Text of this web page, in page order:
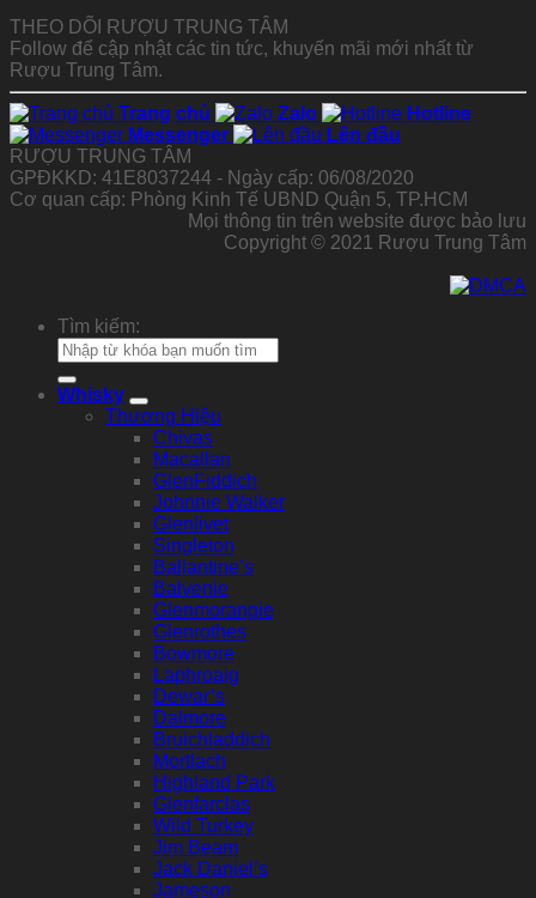
THEO DÕI RƯỢU TRUNG TÂM
Follow để cập nhật các tin tức, khuyến mãi mới nhất từ
Rượu Trung Tâm.
Trang chủ Zalo
Hotline
Messenger
Lên đầu
RƯỢU TRUNG TÂM
GPĐKKD: 41E8037244 - Ngày cấp: 06/08/2020
Cơ quan cấp: Phòng Kinh Tế UBND Quận 5, TP.HCM
Mọi thông tin trên website được bảo lưu
Copyright © 2021 Rượu Trung Tâm
Tìm kiếm:
Whisky
Thương Hiệu
Chivas
Macallan
GlenFiddich
Johnnie Walker
Glenlivet
Singleton
Ballantine’s
Balvenie
Glenmorangie
Glenrothes
Bowmore
Laphroaig
Dewar’s
Dalmore
Bruichladdich
Mortlach
Highland Park
Glenfarclas
Wild Turkey
Jim Beam
Jack Daniel’s
Jameson